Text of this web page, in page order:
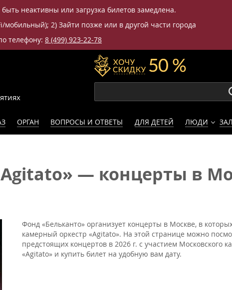
неактивны или загрузка билетов замедлена.
2) Зайти позже или в другой части города
телефону: 8 (499) 923-22-78
ОРГАН ВОПРОСЫ И ОТВЕТЫ ДЛЯ ДЕТЕЙ ЛЮДИ
— концерты в
Фонд «Бельканто» организует концерты в Москве, в
камерный оркестр «Agitato». На этой странице можно
предстоящих концертов в 2026 г. с участием Московского
«Agitato» и купить билет на удобную вам дату.